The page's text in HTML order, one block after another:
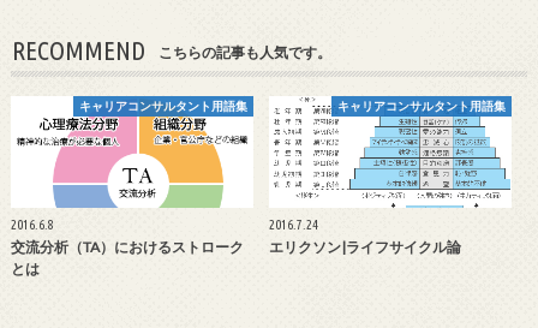
RECOMMEND こちらの記事も人気です。
キャリアコンサルタント用語集
2016.6.8
交流分析（TA）におけるストローク
とは
キャリアコンサルタント用語集
2016.7.24
エリクソン|ライフサイクル論